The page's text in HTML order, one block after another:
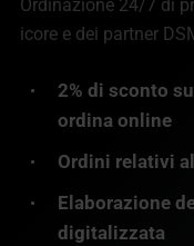
Ordinazione 24/7 di
icore e dei partner
2% di sconto
ordina online
Ordini relativi
Elaborazione
digitalizzata